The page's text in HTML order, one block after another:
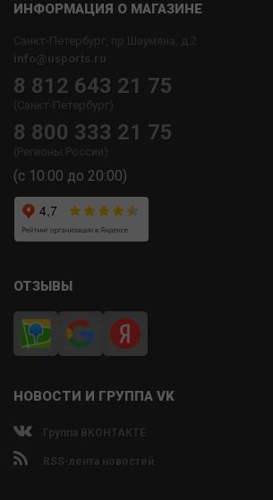
ИНФОРМАЦИЯ О МАГАЗИНЕ
Санкт-Петербург, пр.Шаумяна, д.2
info@usports.ru
8 812 643 21 75
(Санкт-Петербург)
8 800 333 21 75
(Регионы России)
(с 10:00 до 20:00)
ОТЗЫВЫ
НОВОСТИ И ГРУППА VK
Группа ВКОНТАКТЕ
RSS-лента новостей